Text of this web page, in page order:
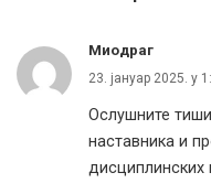
Миодраг
23. јануар 2025. у
Ослушните
наставника и